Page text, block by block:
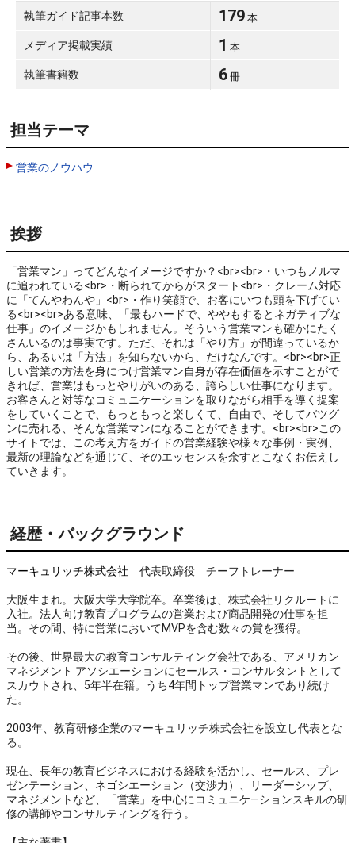
執筆ガイド記事本数 179 本
メディア掲載実績 1 本
執筆書籍数 6 冊
担当テーマ
営業のノウハウ
挨拶
「営業マン」ってどんなイメージですか？<br><br>・いつもノルマ
に追われている<br>・断られてからがスタート<br>・クレーム対応
に「てんやわんや」<br>・作り笑顔で、お客にいつも頭を下げてい
る<br><br>ある意味、「最もハードで、ややもするとネガティブな
仕事」のイメージかもしれません。そういう営業マンも確かにたく
さんいるのは事実です。ただ、それは「やり方」が間違っているか
ら、あるいは「方法」を知らないから、だけなんです。<br><br>正
しい営業の方法を身につけ営業マン自身が存在価値を示すことがで
きれば、営業はもっとやりがいのある、誇らしい仕事になります。
お客さんと対等なコミュニケーションを取りながら相手を導く提案
をしていくことで、もっともっと楽しくて、自由で、そしてバツグ
ンに売れる、そんな営業マンになることができます。<br><br>この
サイトでは、この考え方をガイドの営業経験や様々な事例・実例、
最新の理論などを通じて、そのエッセンスを余すとこなくお伝えし
ていきます。
経歴・バックグラウンド
マーキュリッチ株式会社 代表取締役 チーフトレーナー
大阪生まれ。大阪大学大学院卒。卒業後は、株式会社リクルートに
入社。法人向け教育プログラムの営業および商品開発の仕事を担
当。その間、特に営業においてMVPを含む数々の賞を獲得。
その後、世界最大の教育コンサルティング会社である、アメリカン
マネジメント アソシエーションにセールス・コンサルタントとして
スカウトされ、5年半在籍。うち4年間トップ営業マンであり続け
た。
2003年、教育研修企業のマーキュリッチ株式会社を設立し代表とな
る。
現在、長年の教育ビジネスにおける経験を活かし、セールス、プレ
ゼンテーション、ネゴシエーション（交渉力）、リーダーシップ、
マネジメントなど、「営業」を中心にコミュニケ―ションスキルの研
修の講師やコンサルティングを行う。